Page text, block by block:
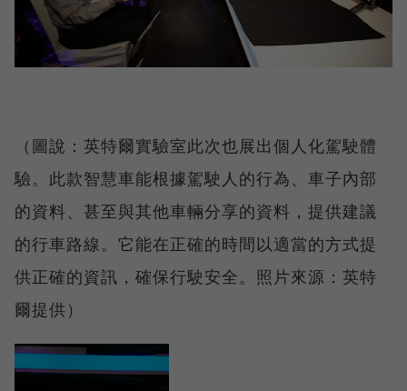
（圖說：英特爾實驗室此次也展出個人化駕駛體
驗。此款智慧車能根據駕駛人的行為、車子內部
的資料、甚至與其他車輛分享的資料，提供建議
的行車路線。它能在正確的時間以適當的方式提
供正確的資訊，確保行駛安全。照片來源：英特
爾提供）